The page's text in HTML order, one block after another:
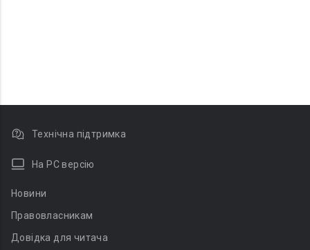
Технічна підтримка
На PC версію
Новини
Правовласникам
Довідка для читача